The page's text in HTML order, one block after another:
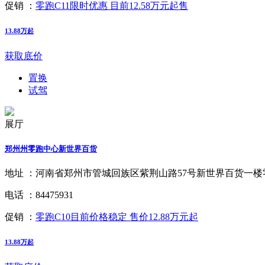
促销 ： 零跑C11限时优惠 目前12.58万元起售
13.88万起
获取底价
置换
试驾
展厅
郑州州零跑中心新世界百货
地址 ： 河南省郑州市管城回族区紫荆山路57号新世界百货一
电话 ： 84475931
促销 ： 零跑C10目前价格稳定 售价12.88万元起
13.88万起